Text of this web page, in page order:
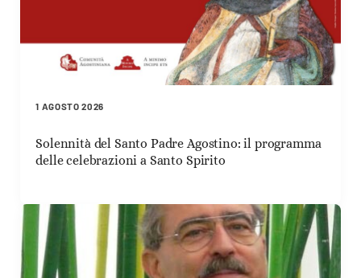
1 AGOSTO 2026
Solennità del Santo Padre Agostino: il programma
delle celebrazioni a Santo Spirito